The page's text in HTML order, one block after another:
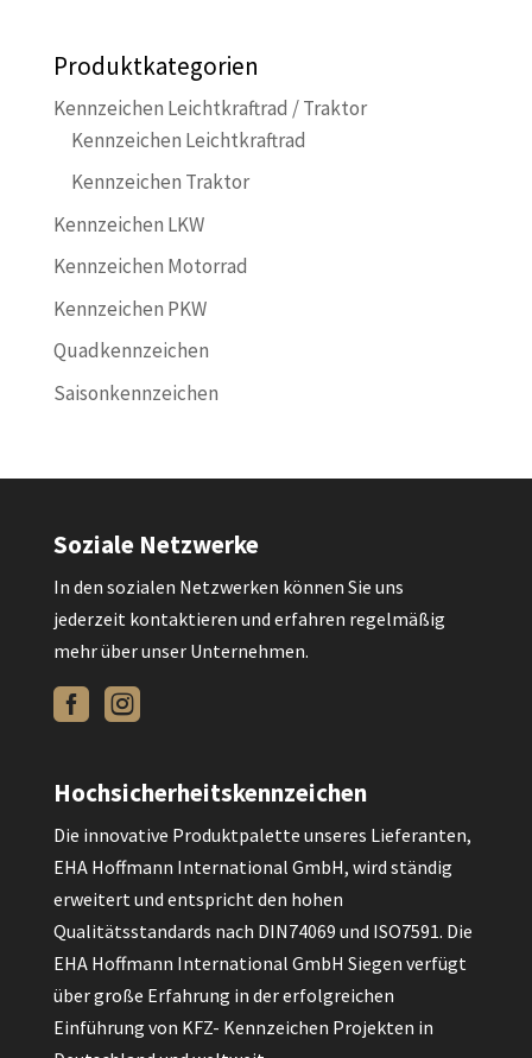
Produktkategorien
Kennzeichen Leichtkraftrad / Traktor
Kennzeichen Leichtkraftrad
Kennzeichen Traktor
Kennzeichen LKW
Kennzeichen Motorrad
Kennzeichen PKW
Quadkennzeichen
Saisonkennzeichen
Soziale Netzwerke
In den sozialen Netzwerken können Sie uns
jederzeit kontaktieren und erfahren regelmäßig
mehr über unser Unternehmen.
 
Hochsicherheitskennzeichen
Die innovative Produktpalette unseres Lieferanten,
EHA Hoffmann International GmbH, wird ständig
erweitert und entspricht den hohen
Qualitätsstandards nach DIN74069 und ISO7591. Die
EHA Hoffmann International GmbH Siegen verfügt
über große Erfahrung in der erfolgreichen
Einführung von KFZ- Kennzeichen Projekten in